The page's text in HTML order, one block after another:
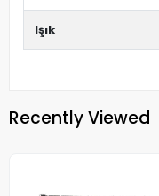
Işık
Recently Viewed